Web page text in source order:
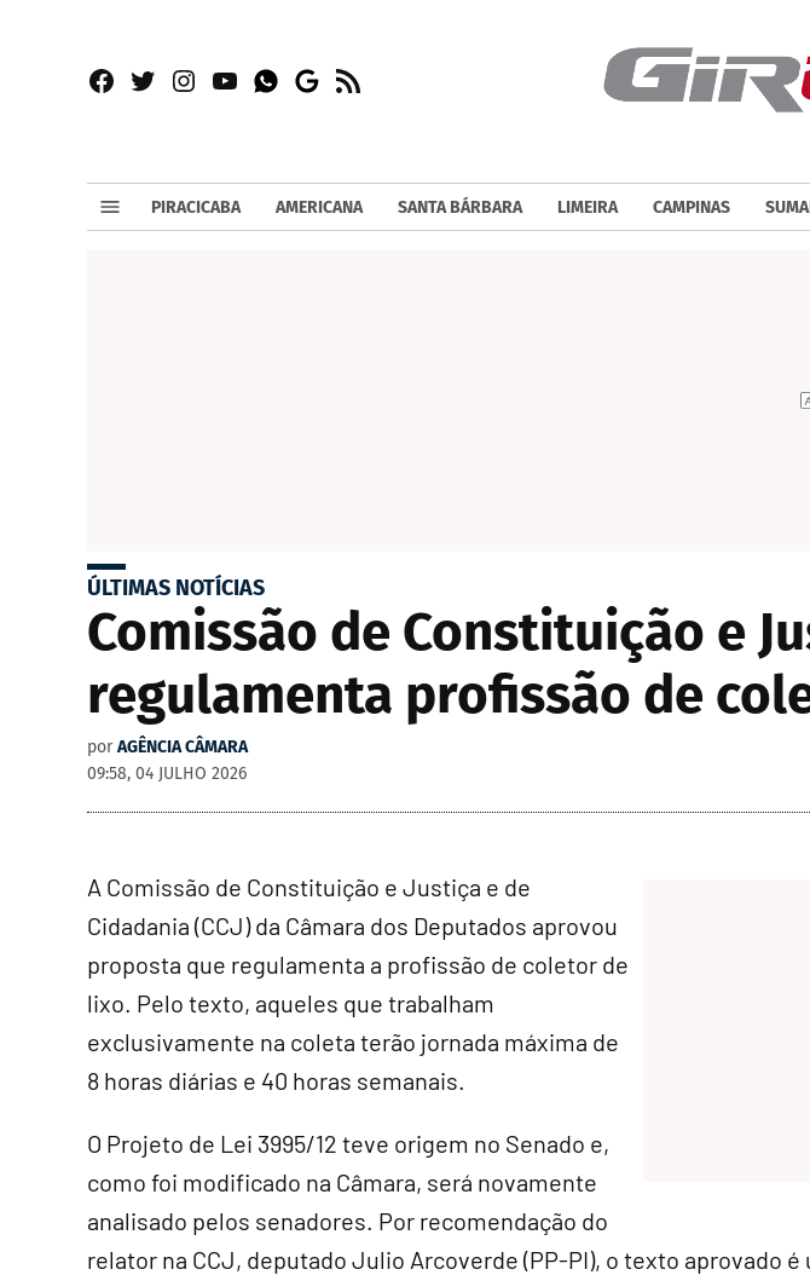
Facebook
TwitterInstagram
YouTubeWhatsapp
Google
RSS
PIRACICABA AMERICANA SANTA BÁRBARA LIMEIRA CAMPINAS
ÚLTIMAS NOTÍCIAS
Comissão de Constituição e
regulamenta profissão de
por AGÊNCIA CÂMARA
09:58, 04 JULHO 2026
A Comissão de Constituição e Justiça e de
Cidadania (CCJ) da Câmara dos Deputados aprovou
proposta que regulamenta a profissão de coletor de
lixo. Pelo texto, aqueles que trabalham
exclusivamente na coleta terão jornada máxima de
8 horas diárias e 40 horas semanais.
O Projeto de Lei 3995/12 teve origem no Senado e,
como foi modificado na Câmara, será novamente
analisado pelos senadores. Por recomendação do
relator na CCJ, deputado Julio Arcoverde (PP-PI), o texto aprovado é